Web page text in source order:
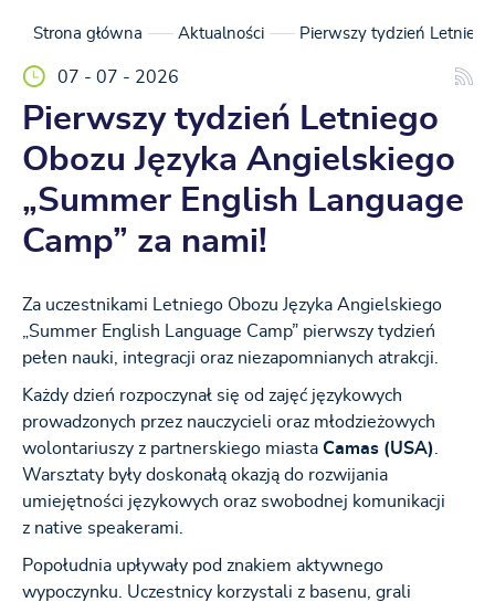
Strona główna Aktualności Pierwszy tydzień
07 - 07 - 2026
Pierwszy tydzień Letniego
Obozu Języka Angielskiego
„Summer English Language
Camp” za nami!
Za uczestnikami Letniego Obozu Języka Angielskiego
„Summer English Language Camp” pierwszy tydzień
pełen nauki, integracji oraz niezapomnianych atrakcji.
Każdy dzień rozpoczynał się od zajęć językowych
prowadzonych przez nauczycieli oraz młodzieżowych
wolontariuszy z partnerskiego miasta Camas (USA)
Warsztaty były doskonałą okazją do rozwijania
umiejętności językowych oraz swobodnej komunikacji
z native speakerami.
Popołudnia upływały pod znakiem aktywnego
wypoczynku. Uczestnicy korzystali z basenu, grali